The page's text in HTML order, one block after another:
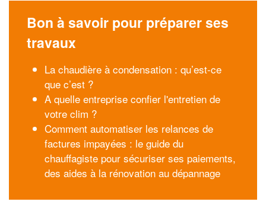
Bon à savoir pour préparer ses
travaux
La chaudière à condensation : qu’est-ce
que c’est ?
A quelle entreprise confier l'entretien de
votre clim ?
Comment automatiser les relances de
factures impayées : le guide du
chauffagiste pour sécuriser ses paiements,
des aides à la rénovation au dépannage